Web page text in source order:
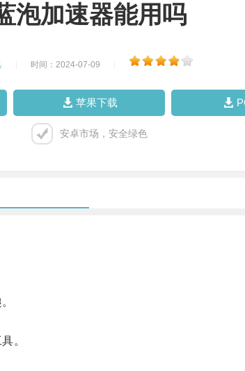
泡加速器能用吗
时间：2024-07-09
苹果下载
安卓市场，安全绿色
。